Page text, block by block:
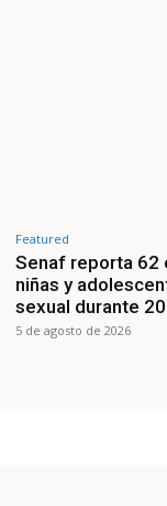
Featured
Senaf reporta 62
niñas y
sexual durante
5 de agosto de 2026